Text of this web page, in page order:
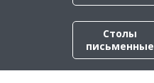
Столы
письменные